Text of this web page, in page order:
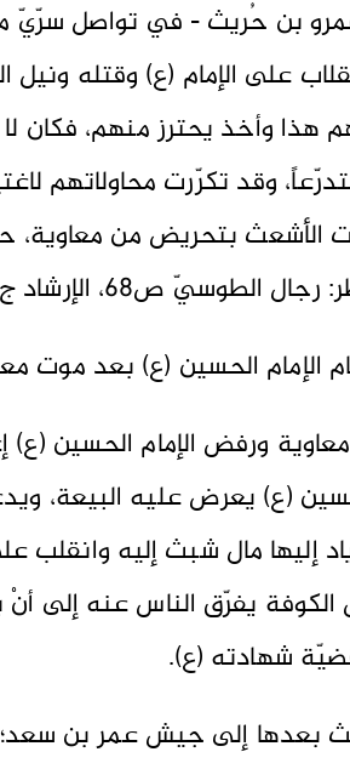
بن حُريث - في تواصل سرّيّ
على الإمام (ع) وقتله
وأخذ يحترز منهم، فكان
وقد تكرّرت محاولاتهم
الأشعث بتحريض من
ص68، الإرشاد ج2 ص12، علل الشرائع ج1 ص220].
ورفض الإمام الحسين (ع)
(ع) يعرض عليه البيعة،
إليها مال شبث إليه
يفرّق الناس عنه إلى أنْ
شهادته (ع).
بعدها إلى جيش عمر بن سعد؛